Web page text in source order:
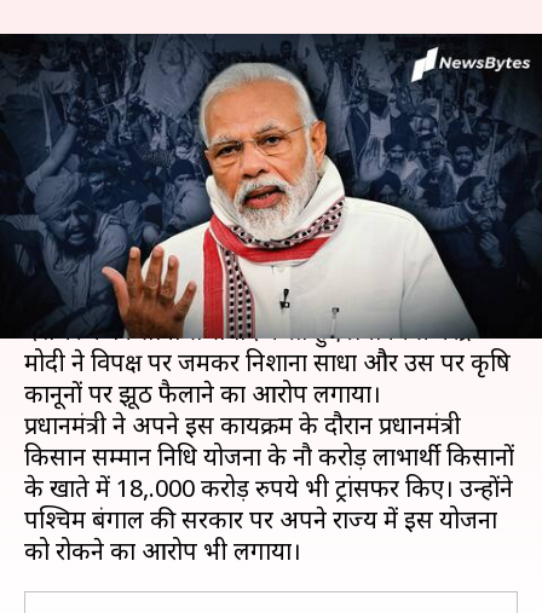
किसान आंदोलन के बीच प्रधानमंत्री
मोदी का किसानों से संवाद, विपक्ष पर
जमकर साधा निशाना
लेखन मुकुल तोमर Dec 25, 2020 02:45 pm
क्या है खबर?
पूर्व प्रधानमंत्री अटल बिहारी वाजपेयी की जयंती पर
देशभर के किसानों से संवाद करते हुए प्रधानमंत्री नरेंद्र
मोदी ने विपक्ष पर जमकर निशाना साधा और उस पर कृषि
कानूनों पर झूठ फैलाने का आरोप लगाया।
प्रधानमंत्री ने अपने इस कार्यक्रम के दौरान प्रधानमंत्री
किसान सम्मान निधि योजना के नौ करोड़ लाभार्थी किसानों
के खाते में 18,.000 करोड़ रुपये भी ट्रांसफर किए। उन्होंने
पश्चिम बंगाल की सरकार पर अपने राज्य में इस योजना